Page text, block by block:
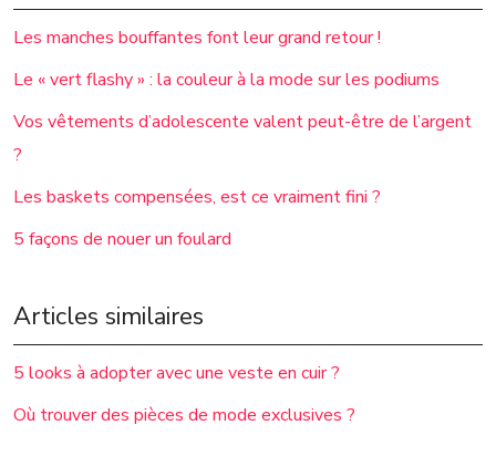
Les manches bouffantes font leur grand retour !
Le « vert flashy » : la couleur à la mode sur les podiums
Vos vêtements d’adolescente valent peut-être de l’argent
?
Les baskets compensées, est ce vraiment fini ?
5 façons de nouer un foulard
Articles similaires
5 looks à adopter avec une veste en cuir ?
Où trouver des pièces de mode exclusives ?